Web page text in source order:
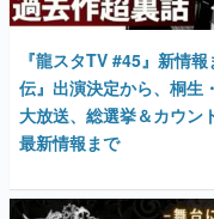
『龍スタTV #45』新情
伝』出演決定から、桐生
大放送、総選挙＆カウン
最新情報まで